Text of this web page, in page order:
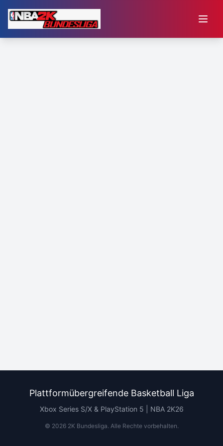
Plattformübergreifende Basketball Liga
Xbox Series S/X & PlayStation 5 | NBA 2K26
© 20262K Bundesliga. Alle Rechte vorbehalten.